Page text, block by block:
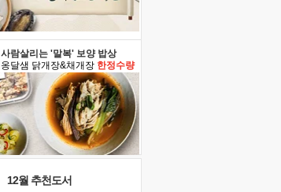
사람살리는 '말복' 보양 밥상
옹달샘 닭개장&채개장 한정수량
12월 추천도서